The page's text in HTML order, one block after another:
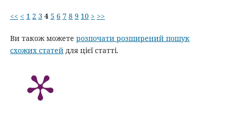
<< < 1 2 3 4 5 6 7 8 9 10 > >>
Ви також можете розпочати розширений пошук
схожих статейдля цієї статті.